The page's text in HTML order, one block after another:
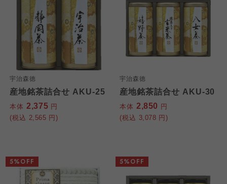
宇治森徳
産地銘茶詰合せ AKU-25
本体 2,375 円
(税込 2,565 円)
宇治森徳
産地銘茶詰合せ AKU-30
本体 2,850 円
(税込 3,078 円)
5%OFF 5%OFF